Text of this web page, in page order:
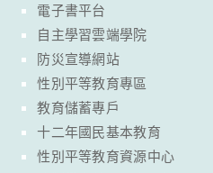
電子書平台
自主學習雲端學院
防災宣導網站
性別平等教育專區
教育儲蓄專戶
十二年國民基本教育
性別平等教育資源中心